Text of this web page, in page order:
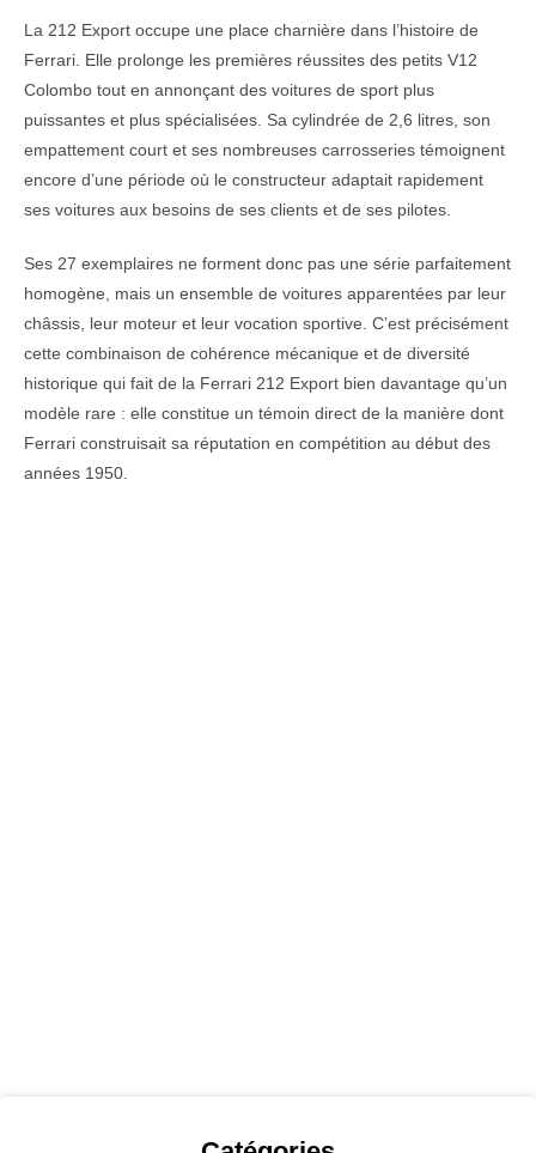
La 212 Export occupe une place charnière dans l’histoire de
Ferrari. Elle prolonge les premières réussites des petits V12
Colombo tout en annonçant des voitures de sport plus
puissantes et plus spécialisées. Sa cylindrée de 2,6 litres, son
empattement court et ses nombreuses carrosseries témoignent
encore d’une période où le constructeur adaptait rapidement
ses voitures aux besoins de ses clients et de ses pilotes.
Ses 27 exemplaires ne forment donc pas une série parfaitement
homogène, mais un ensemble de voitures apparentées par leur
châssis, leur moteur et leur vocation sportive. C’est précisément
cette combinaison de cohérence mécanique et de diversité
historique qui fait de la Ferrari 212 Export bien davantage qu’un
modèle rare : elle constitue un témoin direct de la manière dont
Ferrari construisait sa réputation en compétition au début des
années 1950.